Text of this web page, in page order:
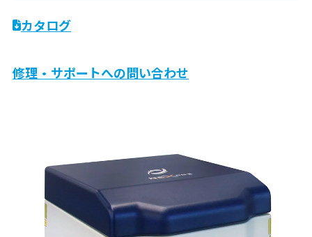
カタログ
修理・サポートへの問い合わせ